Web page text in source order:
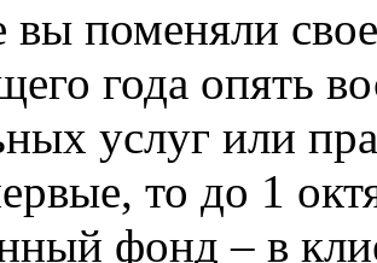
поменяли
года опять
услуг или
то до 1
фонд – в